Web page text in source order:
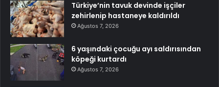
Türkiye’nin tavuk devinde işçiler
zehirlenip hastaneye kaldırıldı
Ağustos 7, 2026
6 yaşındaki çocuğu ayı saldırısından
köpeği kurtardı
Ağustos 7, 2026